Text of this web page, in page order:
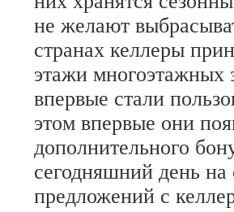
не желают
странах келлеры
этажи многоэтажных
впервые стали
этом впервые они
дополнительного
сегодняшний день
предложений с